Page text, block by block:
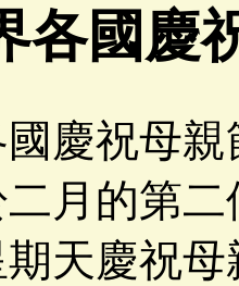
各國慶
祝母親
月的第
天慶祝